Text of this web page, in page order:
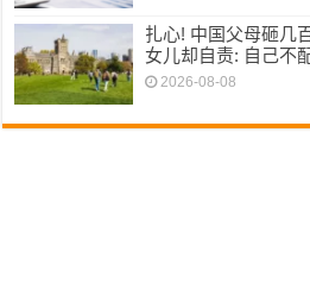
扎心! 中国父母砸几
女儿却自责: 自己不
2026-08-08